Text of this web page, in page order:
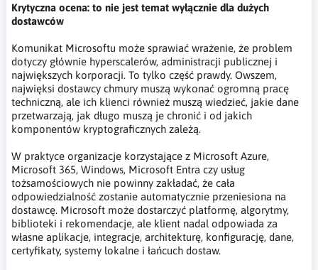
Krytyczna ocena: to nie jest temat wyłącznie dla dużych
dostawców
Komunikat Microsoftu może sprawiać wrażenie, że problem
dotyczy głównie hyperscalerów, administracji publicznej i
największych korporacji. To tylko część prawdy. Owszem,
najwięksi dostawcy chmury muszą wykonać ogromną pracę
techniczną, ale ich klienci również muszą wiedzieć, jakie dane
przetwarzają, jak długo muszą je chronić i od jakich
komponentów kryptograficznych zależą.
W praktyce organizacje korzystające z Microsoft Azure,
Microsoft 365, Windows, Microsoft Entra czy usług
tożsamościowych nie powinny zakładać, że cała
odpowiedzialność zostanie automatycznie przeniesiona na
dostawcę. Microsoft może dostarczyć platformę, algorytmy,
biblioteki i rekomendacje, ale klient nadal odpowiada za
własne aplikacje, integracje, architekturę, konfigurację, dane,
certyfikaty, systemy lokalne i łańcuch dostaw.